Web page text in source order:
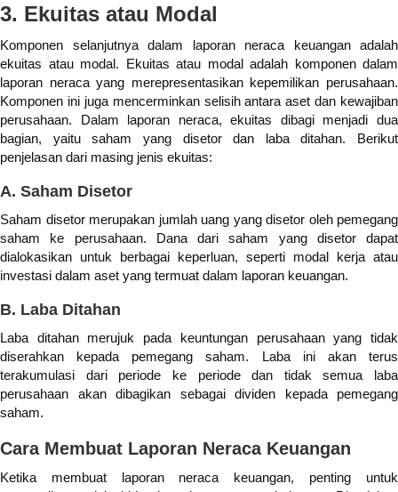
3. Ekuitas atau Modal
Komponen selanjutnya dalam laporan neraca keuangan adalah
ekuitas atau modal. Ekuitas atau modal adalah komponen dalam
laporan neraca yang merepresentasikan kepemilikan perusahaan.
Komponen ini juga mencerminkan selisih antara aset dan kewajiban
perusahaan. Dalam laporan neraca, ekuitas dibagi menjadi dua
bagian, yaitu saham yang disetor dan laba ditahan. Berikut
penjelasan dari masing jenis ekuitas:
A. Saham Disetor
Saham disetor merupakan jumlah uang yang disetor oleh pemegang
saham ke perusahaan. Dana dari saham yang disetor dapat
dialokasikan untuk berbagai keperluan, seperti modal kerja atau
investasi dalam aset yang termuat dalam laporan keuangan.
B. Laba Ditahan
Laba ditahan merujuk pada keuntungan perusahaan yang tidak
diserahkan kepada pemegang saham. Laba ini akan terus
terakumulasi dari periode ke periode dan tidak semua laba
perusahaan akan dibagikan sebagai dividen kepada pemegang
saham.
Cara Membuat Laporan Neraca Keuangan
Ketika membuat laporan neraca keuangan, penting untuk